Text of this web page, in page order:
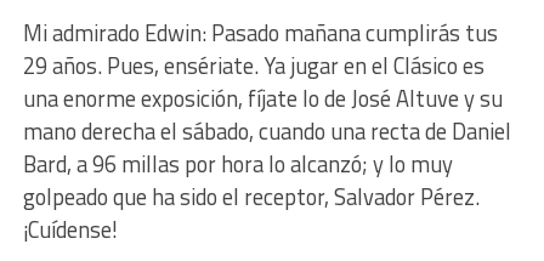
Mi admirado Edwin: Pasado mañana cumplirás tus
29 años. Pues, ensériate. Ya jugar en el Clásico es
una enorme exposición, fíjate lo de José Altuve y su
mano derecha el sábado, cuando una recta de Daniel
Bard, a 96 millas por hora lo alcanzó; y lo muy
golpeado que ha sido el receptor, Salvador Pérez.
¡Cuídense!